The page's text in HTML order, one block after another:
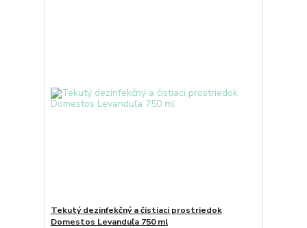
Tekutý dezinfekčný a čistiaci prostriedok
Domestos Levanduľa 750 ml